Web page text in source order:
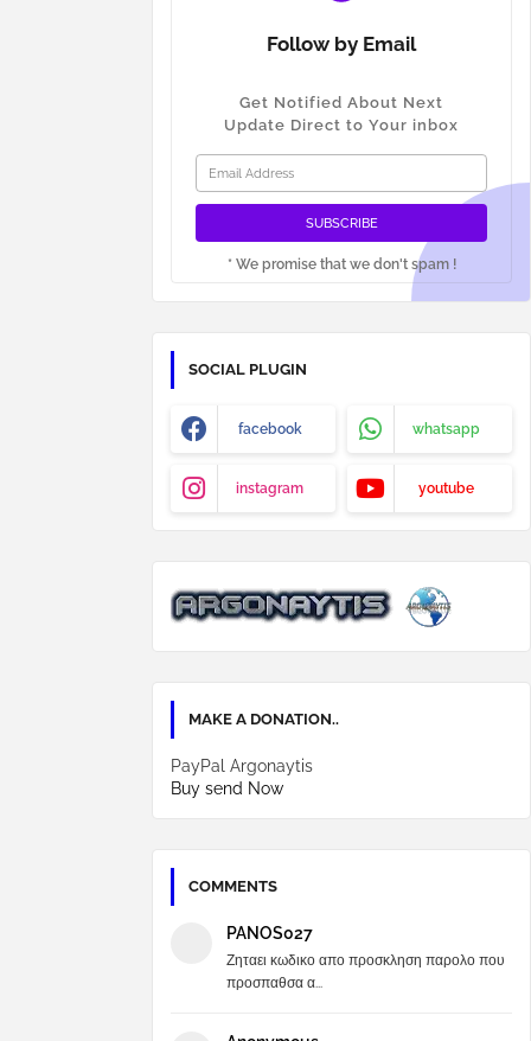
Follow by Email
Get Notified About Next
Update Direct to Your inbox
* We promise that we don't spam !
SOCIAL PLUGIN
facebook whatsapp
instagram youtube
MAKE A DONATION..
PayPal Argonaytis
Buy send Now
COMMENTS
PANOS027
Ζηταει κωδικο απο προσκληση παρολο που
προσπαθσα α...